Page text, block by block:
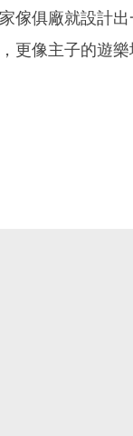
傢俱廠就設計
更像主子的遊